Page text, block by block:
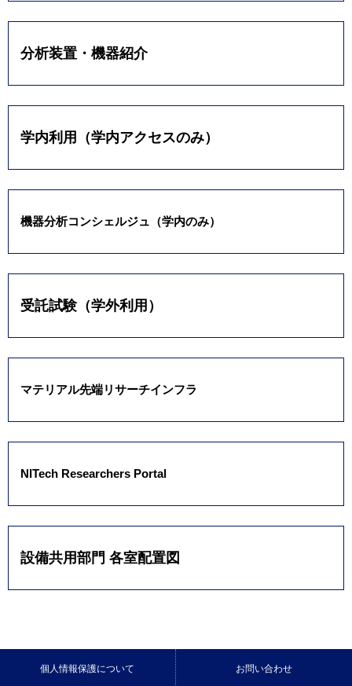
分析装置・機器紹介
学内利用（学内アクセスのみ）
機器分析コンシェルジュ（学内のみ）
受託試験（学外利用）
マテリアル先端リサーチインフラ
NITech Researchers Portal
設備共用部門 各室配置図
個人情報保護について お問い合わせ